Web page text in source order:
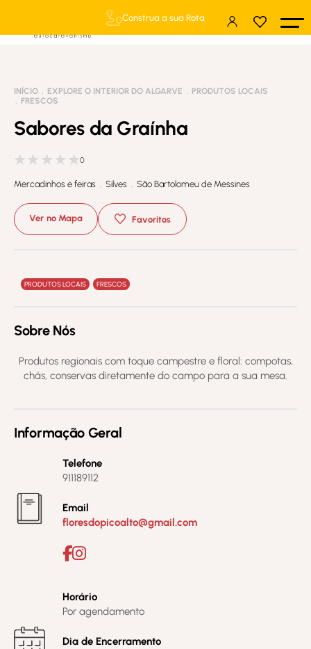
Construa a sua Rota
INÍCIO EXPLORE O INTERIOR DO ALGARVE
PRODUTOS LOCAIS
FRESCOS
Sabores da Graínha
0
Mercadinhos e feiras . Silves . São Bartolomeu de Messines
Ver no Mapa Favoritos
PRODUTOS LOCAIS FRESCOS
Sobre Nós
Produtos regionais com toque campestre e floral: compotas,
chás, conservas diretamente do campo para a sua mesa.
Informação Geral
Telefone
911189112
Email
floresdopicoalto@gmail.com
Horário
Por agendamento
Dia de Encerramento